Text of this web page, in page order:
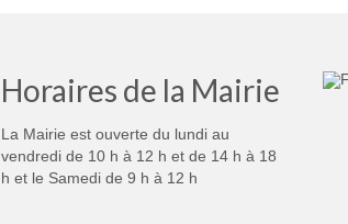
Horaires de la Mairie
La Mairie est ouverte du lundi au
vendredi de 10 h à 12 h et de 14 h à 18
h et le Samedi de 9 h à 12 h